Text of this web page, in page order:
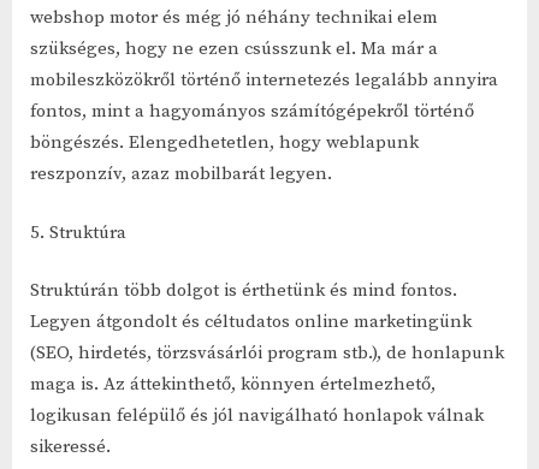
webshop motor és még jó néhány technikai elem
szükséges, hogy ne ezen csússzunk el. Ma már a
mobileszközökről történő internetezés legalább annyira
fontos, mint a hagyományos számítógépekről történő
böngészés. Elengedhetetlen, hogy weblapunk
reszponzív, azaz mobilbarát legyen.
5. Struktúra
Struktúrán több dolgot is érthetünk és mind fontos.
Legyen átgondolt és céltudatos online marketingünk
(SEO, hirdetés, törzsvásárlói program stb.), de honlapunk
maga is. Az áttekinthető, könnyen értelmezhető,
logikusan felépülő és jól navigálható honlapok válnak
sikeressé.